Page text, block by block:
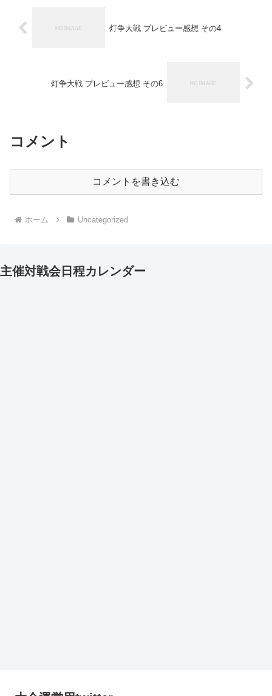
灯争大戦 プレビュー感想 その4
灯争大戦 プレビュー感想 その6
コメント
コメントを書き込む
ホーム Uncategorized
主催対戦会日程カレンダー